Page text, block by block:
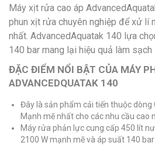
Máy xịt rửa cao áp
phun xịt rửa chuyên nghiệp để xử lí
nhất. AdvancedAquatak 140 lựa
140 bar mang lại hiệu quả làm sạch
ĐẶC ĐIỂM NỔI BẬT CỦA MÁY
ADVANCEDQUATAK 140
Đây là sản phẩm cải tiến thuộc dòng
Mạnh mẽ nhất cho các nhu cầu cao
Máy rửa phản lực cung cấp 450 lít
2100 W mạnh mẽ và áp suất 140 bar